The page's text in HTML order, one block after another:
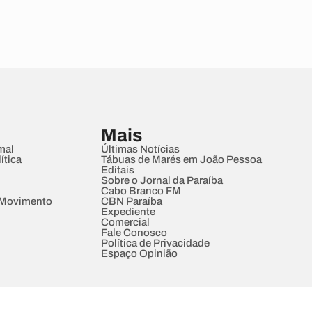
Mais
Últimas Notícias
Tábuas de Marés em João Pessoa
Editais
Sobre o Jornal da Paraíba
Cabo Branco FM
CBN Paraíba
Expediente
Comercial
Fale Conosco
Política de Privacidade
Espaço Opinião